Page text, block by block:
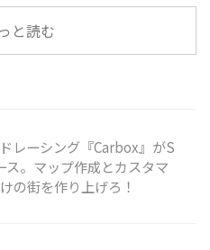
た進行システムが用意されてお
り、ふだんはカードの駆け引きを
と読む
レーシング『Carbox』がS
。マップ作成とカスタマ
の街を作り上げろ！